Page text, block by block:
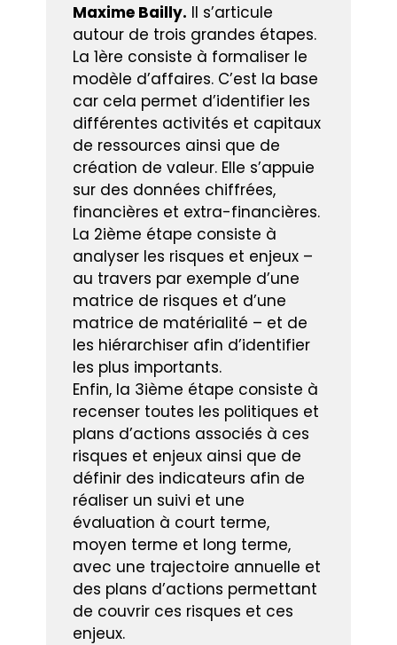
Maxime Bailly. Il s’articule
autour de trois grandes étapes.
La 1ère consiste à formaliser le
modèle d’affaires. C’est la base
car cela permet d’identifier les
différentes activités et capitaux
de ressources ainsi que de
création de valeur. Elle s’appuie
sur des données chiffrées,
financières et extra-financières.
La 2ième étape consiste à
analyser les risques et enjeux –
au travers par exemple d’une
matrice de risques et d’une
matrice de matérialité – et de
les hiérarchiser afin d’identifier
les plus importants.
Enfin, la 3ième étape consiste à
recenser toutes les politiques et
plans d’actions associés à ces
risques et enjeux ainsi que de
définir des indicateurs afin de
réaliser un suivi et une
évaluation à court terme,
moyen terme et long terme,
avec une trajectoire annuelle et
des plans d’actions permettant
de couvrir ces risques et ces
enjeux.